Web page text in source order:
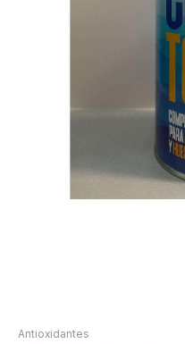
Antioxidantes